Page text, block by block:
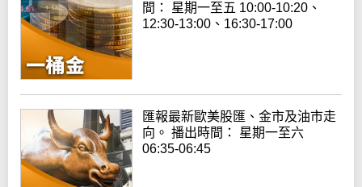
間： 星期一至五 10:00-10:20、
12:30-13:00、16:30-17:00
匯報最新歐美股匯、金市及油市走
向。 播出時間： 星期一至六
06:35-06:45